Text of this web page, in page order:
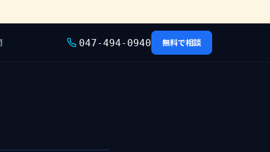
047-494-0940 無料で相談